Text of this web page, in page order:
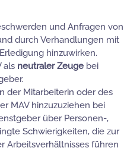
und Anfragen von
durch Verhandlungen mit
hinzuwirken.
als neutraler Zeuge bei
der Mitarbeiterin oder des
MAV hinzuzuziehen bei
über Personen-,
Schwierigkeiten, die zur
Arbeitsverhältnisses führen